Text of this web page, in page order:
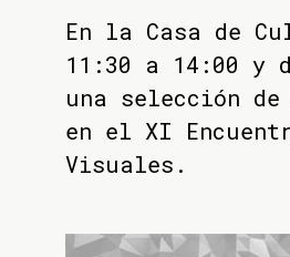
En la Casa de
11:30 a 14:00 y
una selección
en el XI
Visuales.